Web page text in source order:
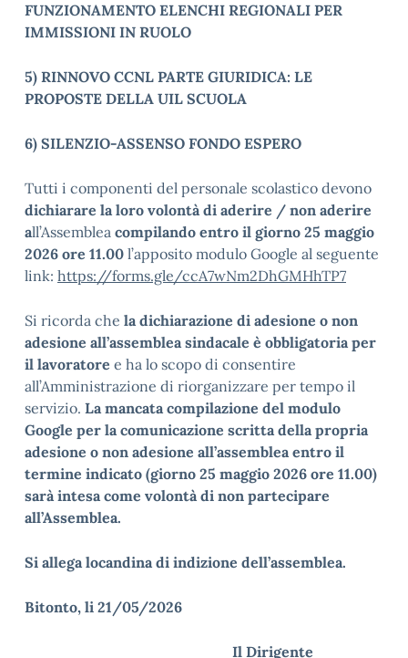
FUNZIONAMENTO ELENCHI REGIONALI PER
IMMISSIONI IN RUOLO
5) RINNOVO CCNL PARTE GIURIDICA: LE
PROPOSTE DELLA UIL SCUOLA
6) SILENZIO-ASSENSO FONDO ESPERO
Tutti i componenti del personale scolastico devono
dichiarare la loro volontà di aderire / non aderire
all’Assemblea compilando entro il giorno 25 maggio
2026 ore 11.00 l’apposito modulo Google al seguente
link: https://forms.gle/ccA7wNm2DhGMHhTP7
Si ricorda che la dichiarazione di adesione o non
adesione all’assemblea sindacale è obbligatoria per
il lavoratore e ha lo scopo di consentire
all’Amministrazione di riorganizzare per tempo il
servizio. La mancata compilazione del modulo
Google per la comunicazione scritta della propria
adesione o non adesione all’assemblea entro il
termine indicato (giorno 25 maggio 2026 ore 11.00)
sarà intesa come volontà di non partecipare
all’Assemblea.
Si allega locandina di indizione dell’assemblea.
Bitonto, li 21/05/2026
Il Dirigente